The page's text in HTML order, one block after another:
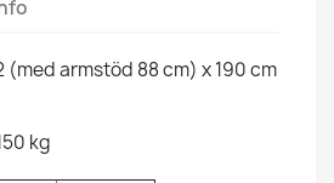
(med armstöd 88 cm) x 190 cm
kg